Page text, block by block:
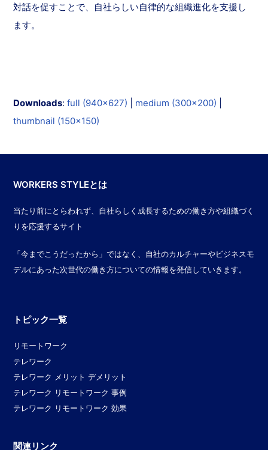
対話を促すことで、自社らしい自律的な組織進化を支援し
ます。
Downloads:full (940x627) medium (300x200)
thumbnail (150x150)
WORKERS STYLEとは
当たり前にとらわれず、自社らしく成長するための働き方や組織づく
りを応援するサイト
「今までこうだったから」ではなく、自社のカルチャーやビジネスモ
デルにあった次世代の働き方についての情報を発信していきます。
トピック一覧
リモートワーク
テレワーク
テレワーク メリット デメリット
テレワーク リモートワーク 事例
テレワーク リモートワーク 効果
関連リンク